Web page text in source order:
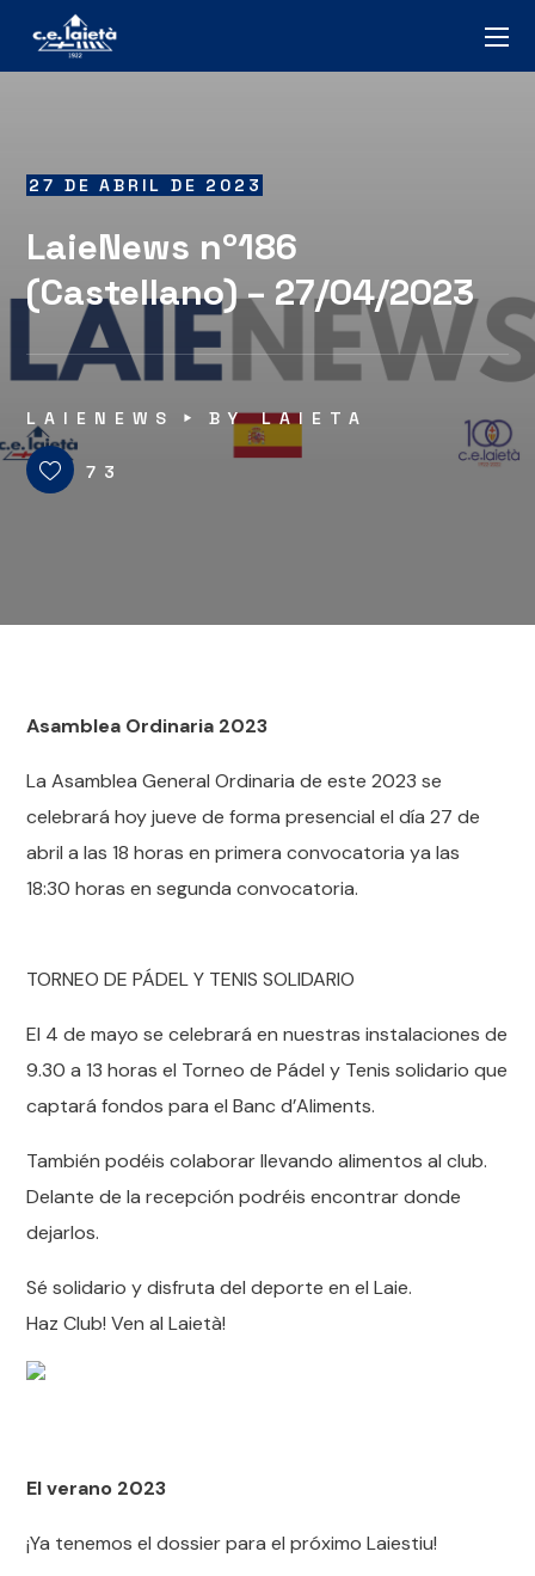
27 DE ABRIL DE 2023
LaieNews nº186
(Castellano) – 27/04/2023
LAIENEWS BYLAIETA
73
Asamblea Ordinaria 2023
La Asamblea General Ordinaria de este 2023 se
celebrará hoy jueve de forma presencial el día 27 de
abril a las 18 horas en primera convocatoria ya las
18:30 horas en segunda convocatoria.
TORNEO DE PÁDEL Y TENIS SOLIDARIO
El 4 de mayo se celebrará en nuestras instalaciones de
9.30 a 13 horas el Torneo de Pádel y Tenis solidario que
captará fondos para el Banc d’Aliments.
También podéis colaborar llevando alimentos al club.
Delante de la recepción podréis encontrar donde
dejarlos.
Sé solidario y disfruta del deporte en elLaie.
Haz Club! Ven alLaietà!
El verano 2023
¡Ya tenemos el dossier para el próximo Laiestiu!